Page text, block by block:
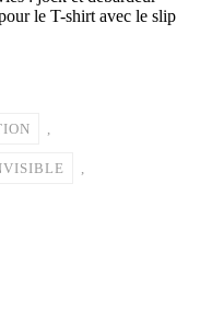
le T-shirt avec le slip